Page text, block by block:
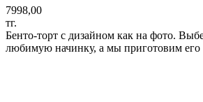
7998,00
тг.
Бенто-торт с дизайном как на фото.
любимую начинку, а мы приготовим его